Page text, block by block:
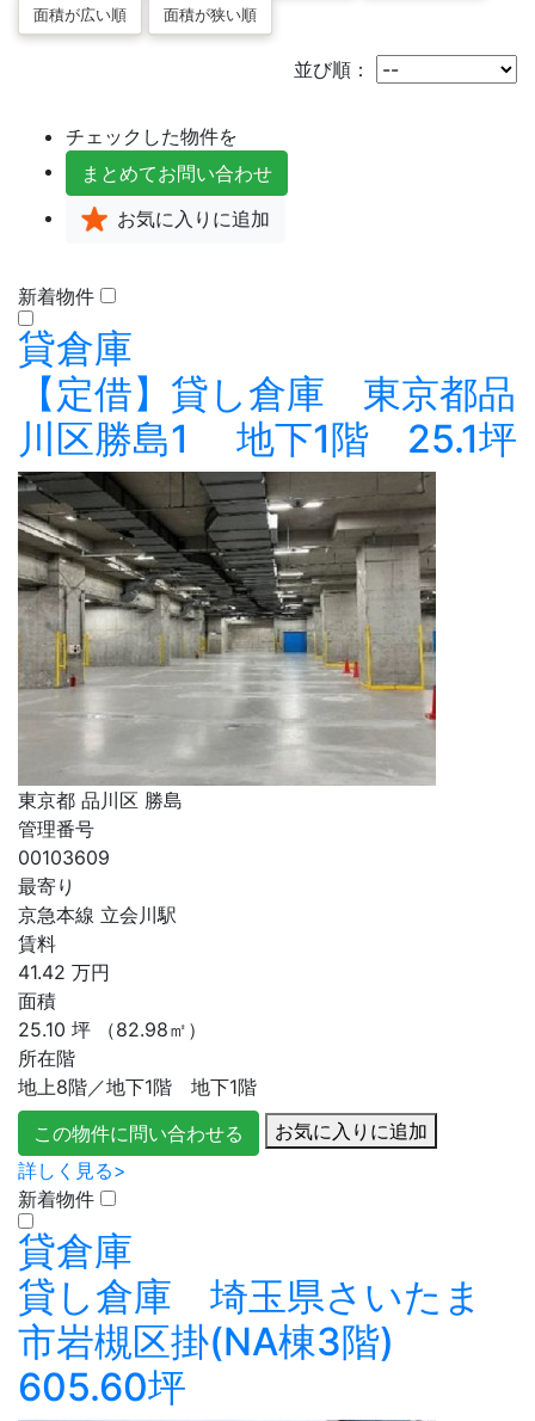
並び順：
チェックした物件を
まとめてお問い合わせ
お気に入り に追加
新着物件
貸倉庫
【定借】貸し倉庫 東京都品
川区勝島1 地下1階 25.1坪
東京都 品川区 勝島
管理番号
00103609
最寄り
京急本線 立会川駅
賃料
41.42 万円
面積
25.10 坪 （82.98㎡）
所在階
地上8階／地下1階 地下1階
この物件に問い合わせる
お気に入りに追加
詳しく見る>
新着物件
貸倉庫
貸し倉庫 埼玉県さいたま
市岩槻区掛(NA棟3階)
605.60坪